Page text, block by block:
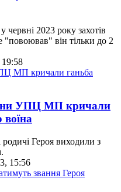
червні 2023 року захотів
"повоював" він тільки до 2
УПЦ МП кричали
воїна
родичі Героя виходили з
15:56